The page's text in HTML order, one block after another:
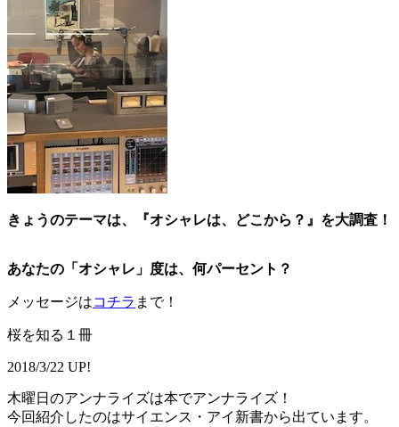
きょうのテーマは、 『オシャレは、どこから？』を大調査！
あなたの「オシャレ」度は、何パーセント？
メッセージはコチラ まで！
桜を知る１冊
2018/3/22 UP!
木曜日のアンナライズは本でアンナライズ！
今回紹介したのはサイエンス・アイ新書から出ています。